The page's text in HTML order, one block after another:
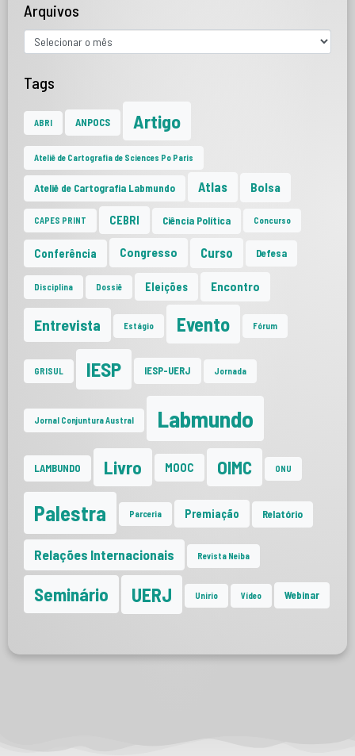
Arquivos
Tags
ABRI ANPOCS Artigo
Ateliê de Cartografia de Sciences Po Paris
Ateliê de Cartografia Labmundo Atlas Bolsa
CAPES PRINT CEBRI Ciência Política Concurso
Conferência Congresso Curso Defesa
Disciplina Dossiê Eleições Encontro
Entrevista Estágio Evento Fórum
GRISUL IESP IESP-UERJ Jornada
Jornal Conjuntura Austral Labmundo
LAMBUNDO Livro MOOC OIMC ONU
Palestra Parceria Premiação Relatório
Relações Internacionais Revista Neiba
Seminário UERJ Unirio Vídeo Webinar